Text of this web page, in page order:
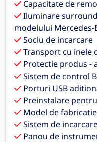
Capacitate de
Iluminare
modelului Mercedes-
Soclu de incarcare
Transport cu inele
Protectie produs -
Sistem de control
Porturi USB
Preinstalare
Model de
Sistem de
Panou de